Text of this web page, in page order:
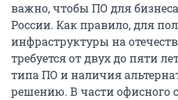
важно, чтобы ПО для
России. Как правило, для
инфраструктуры на
требуется от двух до пяти
типа ПО и наличия
решению. В части офисного